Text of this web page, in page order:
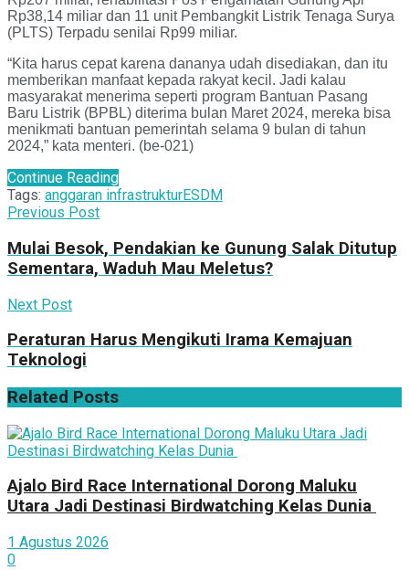
Rp38,14 miliar dan 11 unit Pembangkit Listrik Tenaga Surya
(PLTS) Terpadu senilai Rp99 miliar.
“Kita harus cepat karena dananya udah disediakan, dan itu
memberikan manfaat kepada rakyat kecil. Jadi kalau
masyarakat menerima seperti program Bantuan Pasang
Baru Listrik (BPBL) diterima bulan Maret 2024, mereka bisa
menikmati bantuan pemerintah selama 9 bulan di tahun
2024,” kata menteri. (be-021)
Continue Reading
Tags: anggaran infrastrukturESDM
Previous Post
Mulai Besok, Pendakian ke Gunung Salak Ditutup
Sementara, Waduh Mau Meletus?
Next Post
Peraturan Harus Mengikuti Irama Kemajuan
Teknologi
Related Posts
Ajalo Bird Race International Dorong Maluku
Utara Jadi Destinasi Birdwatching Kelas Dunia
1 Agustus 2026
0